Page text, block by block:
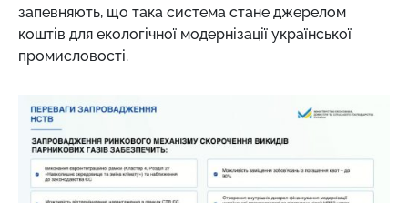
запевняють, що така система стане джерелом
коштів для екологічної модернізації української
промисловості.